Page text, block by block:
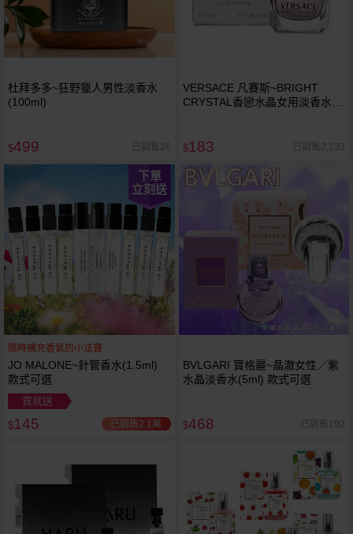
杜拜多多~狂野獵人男性淡香水
(100ml)
$499 已銷售26
VERSACE 凡賽斯~BRIGHT
CRYSTAL香戀水晶女用淡香水
$183 已銷售2,233
下單
立刻送
隨時補充香氣的小法寶
JO MALONE~針管香水(1.5ml)
款式可選
買就送
$145 已銷售2.1萬
BVLGARI 寶格麗~晶澈女性／紫
水晶淡香水(5ml) 款式可選
$468 已銷售192